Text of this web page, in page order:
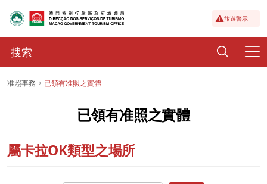
旅遊警示
准照事務 已領有准照之實體
已領有准照之實體
屬卡拉OK類型之場所